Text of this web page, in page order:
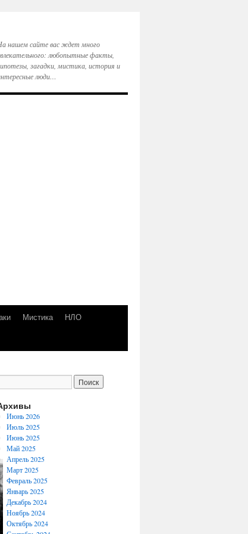
нашем сайте вас ждет много
любопытные факты,
загадки, мистика, история и
люди…
Мистика
НЛО
Июнь 2026
Июль 2025
Июнь 2025
Май 2025
Апрель 2025
Март 2025
Февраль 2025
Январь 2025
Декабрь 2024
Ноябрь 2024
Октябрь 2024